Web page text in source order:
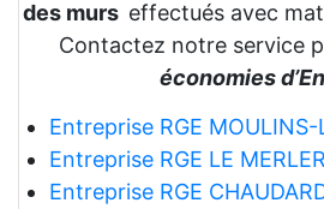
des murs effectués avec
Contactez notre service
économies
Entreprise RGE
Entreprise RGE LE
Entreprise RGE